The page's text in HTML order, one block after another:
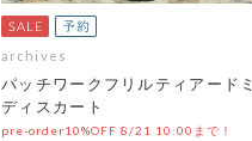
archives
パッチワークフリルティアードミ
ディスカート
pre-order10%OFF 8/21 10:00まで！